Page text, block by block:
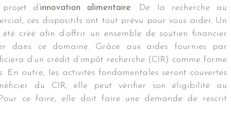
d’innovation alimentaire. De la recherche au
ces dispositifs ont tout prévu pour vous aider. Un
créé afin d’offrir un ensemble de soutien financier
dans ce domaine. Grâce aux aides fournies par
d’un crédit d’impôt recherche (CIR) comme forme
outre, les activités fondamentales seront couvertes
du CIR, elle peut vérifier son éligibilité au
ce faire, elle doit faire une demande de rescrit